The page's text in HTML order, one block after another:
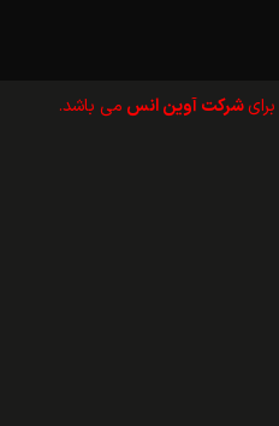
شرکت آوین انس می باشد.